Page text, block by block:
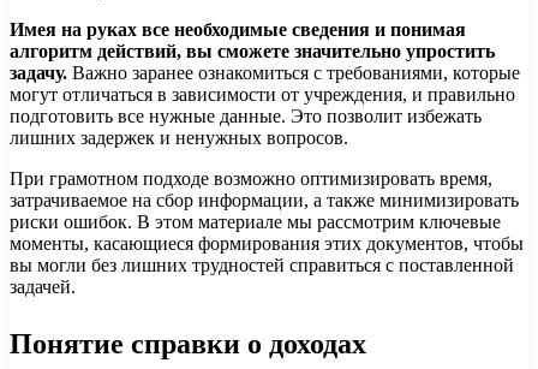
Имея на руках все необходимые сведения и понимая
алгоритм действий, вы сможете значительно упростить
задачу. Важно заранее ознакомиться с требованиями, которые
могут отличаться в зависимости от учреждения, и правильно
подготовить все нужные данные. Это позволит избежать
лишних задержек и ненужных вопросов.
При грамотном подходе возможно оптимизировать время,
затрачиваемое на сбор информации, а также минимизировать
риски ошибок. В этом материале мы рассмотрим ключевые
моменты, касающиеся формирования этих документов, чтобы
вы могли без лишних трудностей справиться с поставленной
задачей.
Понятие справки о доходах